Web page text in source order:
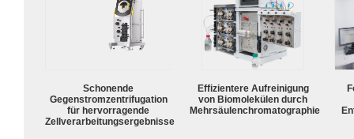
Schonende
Gegenstromzentrifugation
für hervorragende
Zellverarbeitungsergebnisse
Effizientere Aufreinigung
von Biomolekülen durch
Mehrsäulenchromatographie